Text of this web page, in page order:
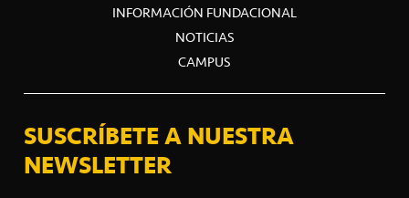
INFORMACIÓN FUNDACIONAL
NOTICIAS
CAMPUS
SUSCRÍBETE A NUESTRA
NEWSLETTER